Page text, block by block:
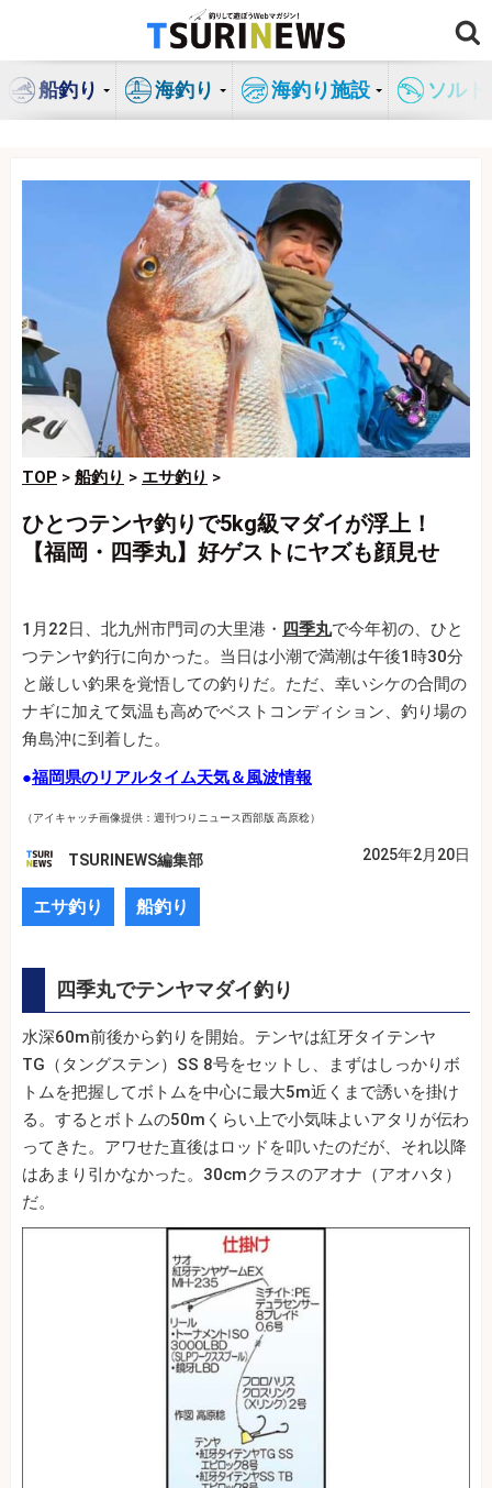
ン
船釣り 海釣り 海釣り施設 ソル
TOP > 船釣り > エサ釣り >
ひとつテンヤ釣りで5kg級マダイが浮上！
【福岡・四季丸】好ゲストにヤズも顔見せ
1月22日、北九州市門司の大里港・ 四季丸で今年初の、ひと
つテンヤ釣行に向かった。当日は小潮で満潮は午後1時30分
と厳しい釣果を覚悟しての釣りだ。ただ、幸いシケの合間の
ナギに加えて気温も高めでベストコンディション、釣り場の
角島沖に到着した。
●福岡県のリアルタイム天気＆風波情報
（アイキャッチ画像提供：週刊つりニュース西部版 高原稔）
TSURINEWS編集部 2025年2月20日
エサ釣り 船釣り
四季丸でテンヤマダイ釣り
水深60m前後から釣りを開始。テンヤは紅牙タイテンヤ
TG（タングステン）SS 8号をセットし、まずはしっかりボ
トムを把握してボトムを中心に最大5m近くまで誘いを掛け
る。するとボトムの50mくらい上で小気味よいアタリが伝わ
ってきた。アワせた直後はロッドを叩いたのだが、それ以降
はあまり引かなかった。30cmクラスのアオナ（アオハタ）
だ。